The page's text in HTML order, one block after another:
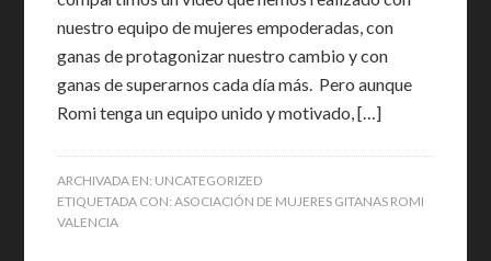
nuestro equipo de mujeres empoderadas, con
ganas de protagonizar nuestro cambio y con
ganas de superarnos cada día más. Pero aunque
Romi tenga un equipo unido y motivado, […]
ARCHIVADA EN: UNCATEGORIZED
ETIQUETADA CON:ASOCIACIÓN DE MUJERES GITANAS ROMI
VALENCIA